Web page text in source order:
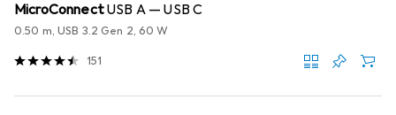
MicroConnectUSB A — USB C
0.50 m, USB 3.2 Gen 2, 60 W
151